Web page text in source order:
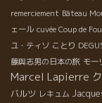
remerciement Bâteau
ェール cuvée Coup de
ユ・ティソ ことり
藤與志男の日本の旅 モー
Marcel Lapierre
バルツ レキュム